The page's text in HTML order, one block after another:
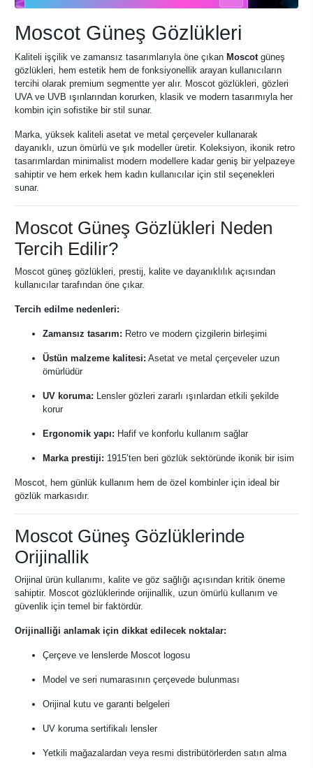
Moscot Güneş Gözlükleri
Kaliteli işçilik ve zamansız tasarımlarıyla öne çıkan Moscot güneş
gözlükleri, hem estetik hem de fonksiyonellik arayan kullanıcıların
tercihi olarak premium segmentte yer alır. Moscot gözlükleri, gözleri
UVA ve UVB ışınlarından korurken, klasik ve modern tasarımıyla her
kombin için sofistike bir stil sunar.
Marka, yüksek kaliteli asetat ve metal çerçeveler kullanarak
dayanıklı, uzun ömürlü ve şık modeller üretir. Koleksiyon, ikonik retro
tasarımlardan minimalist modern modellere kadar geniş bir yelpazeye
sahiptir ve hem erkek hem kadın kullanıcılar için stil seçenekleri
sunar.
Moscot Güneş Gözlükleri Neden
Tercih Edilir?
Moscot güneş gözlükleri, prestij, kalite ve dayanıklılık açısından
kullanıcılar tarafından öne çıkar.
Tercih edilme nedenleri:
Zamansız tasarım: Retro ve modern çizgilerin birleşimi
Üstün malzeme kalitesi: Asetat ve metal çerçeveler uzun
ömürlüdür
UV koruma: Lensler gözleri zararlı ışınlardan etkili şekilde
korur
Ergonomik yapı: Hafif ve konforlu kullanım sağlar
Marka prestiji: 1915’ten beri gözlük sektöründe ikonik bir isim
Moscot, hem günlük kullanım hem de özel kombinler için ideal bir
gözlük markasıdır.
Moscot Güneş Gözlüklerinde
Orijinallik
Orijinal ürün kullanımı, kalite ve göz sağlığı açısından kritik öneme
sahiptir. Moscot gözlüklerinde orijinallik, uzun ömürlü kullanım ve
güvenlik için temel bir faktördür.
Orijinalliği anlamak için dikkat edilecek noktalar:
Çerçeve ve lenslerde Moscot logosu
Model ve seri numarasının çerçevede bulunması
Orijinal kutu ve garanti belgeleri
UV koruma sertifikalı lensler
Yetkili mağazalardan veya resmi distribütörlerden satın alma